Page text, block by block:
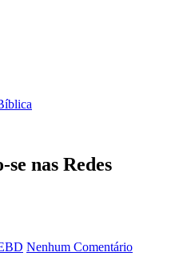
nas Redes
Nenhum Comentário